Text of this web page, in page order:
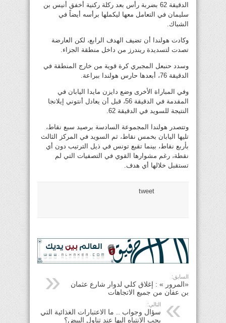
الدقيقة 62 بضربة رأس بعد ركلة ركنية أخفق أنيس بن
سليمان في التعامل معها ليكملها برأسه أيضاً في
الشباك.
وكادت هولندا أن تضيف الهدف الرابع، لكن العارضة
تصدت لتسديدة ريندرز من داخل منطقة الجزاء.
وسدد حنبعل المجبري كرة قوية من خارج المنطقة في
الدقيقة 76، أبعدها حارس هولندا ببراعة.
وفي المباراة الأخرى وضع دايزن مايدا اليابان في
المقدمة في الدقيقة 56، قبل أن يعادل أنتوني إيلانجا
النتيجة للسويد في الدقيقة 62.
وتتصدر هولندا المجموعة السادسة برصيد سبع نقاط،
تليها اليابان بخمس نقاط، ثم السويد في المركز الثالث
بأربع نقاط، بينما تقبع تونس في ذيل الترتيب دون أي
نقطة، رغم مشوارها القوي في التصفيات التي لم
تستقبل خلالها أي هدف.
tweet
السابق:
«المرور » : إغلاق كلي لدوار شارع عثمان
بن عفان من جميع الاتجاهات
التالي:
سؤال وجواب .. ما الاعتبارات الغذائية التي
يجب الانتباه إليها عند تناول البيض؟